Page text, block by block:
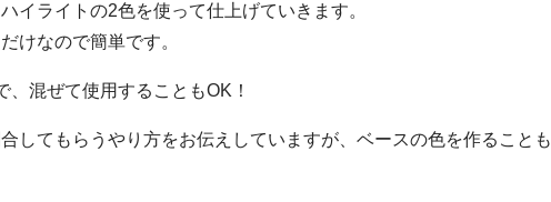
イライトの2色を使って仕上げていきます。
けなので簡単です。
混ぜて使用することもOK！
してもらうやり方をお伝えしていますが、ベースの色を作ることも